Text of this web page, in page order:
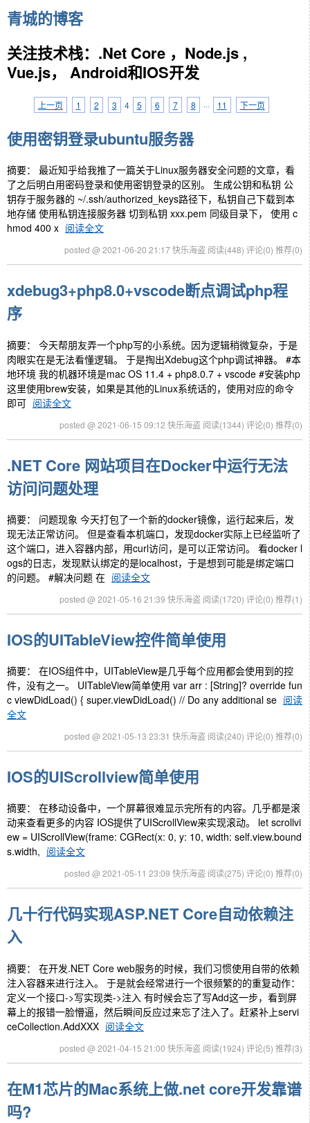
青城的博客
关注技术栈：.Net Core ，Node.js ,
Vue.js， Android和IOS开发
上一页 1 2 3 4 5 6 7 8 ··· 11 下一页
使用密钥登录ubuntu服务器
摘要： 最近知乎给我推了一篇关于Linux服务器安全问题的文章，看
了之后明白用密码登录和使用密钥登录的区别。 生成公钥和私钥 公
钥存于服务器的 ~/.ssh/authorized_keys路径下，私钥自己下载到本
地存储 使用私钥连接服务器 切到私钥 xxx.pem 同级目录下， 使用 c
hmod 400 x 阅读全文
posted @ 2021-06-20 21:17 快乐海盗 阅读(448) 评论(0) 推荐(0)
xdebug3+php8.0+vscode断点调试php程
序
摘要： 今天帮朋友弄一个php写的小系统。因为逻辑稍微复杂，于是
肉眼实在是无法看懂逻辑。 于是掏出Xdebug这个php调试神器。 #本
地环境 我的机器环境是mac OS 11.4 + php8.0.7 + vscode #安装php
这里使用brew安装，如果是其他的Linux系统话的，使用对应的命令
即可 阅读全文
posted @ 2021-06-15 09:12 快乐海盗 阅读(1344) 评论(0) 推荐(0)
.NET Core 网站项目在Docker中运行无法
访问问题处理
摘要： 问题现象 今天打包了一个新的docker镜像，运行起来后，发
现无法正常访问。 但是查看本机端口，发现docker实际上已经监听了
这个端口，进入容器内部，用curl访问，是可以正常访问。 看docker l
ogs的日志，发现默认绑定的是localhost，于是想到可能是绑定端口
的问题。 #解决问题 在 阅读全文
posted @ 2021-05-16 21:39 快乐海盗 阅读(1720) 评论(0) 推荐(1)
IOS的UITableView控件简单使用
摘要： 在IOS组件中，UITableView是几乎每个应用都会使用到的控
件，没有之一。 UITableView简单使用 var arr : [String]? override fun
c viewDidLoad() { super.viewDidLoad() // Do any additional se 阅读
全文
posted @ 2021-05-13 23:31 快乐海盗 阅读(240) 评论(0) 推荐(0)
IOS的UIScrollview简单使用
摘要： 在移动设备中，一个屏幕很难显示完所有的内容。几乎都是滚
动来查看更多的内容 IOS提供了UIScrollView来实现滚动。 let scrollvi
ew = UIScrollView(frame: CGRect(x: 0, y: 10, width: self.view.bound
s.width, 阅读全文
posted @ 2021-05-11 23:09 快乐海盗 阅读(275) 评论(0) 推荐(0)
几十行代码实现ASP.NET Core自动依赖注
入
摘要： 在开发.NET Core web服务的时候，我们习惯使用自带的依赖
注入容器来进行注入。 于是就会经常进行一个很频繁的的重复动作：
定义一个接口->写实现类->注入 有时候会忘了写Add这一步，看到屏
幕上的报错一脸懵逼，然后瞬间反应过来忘了注入了。赶紧补上servi
ceCollection.AddXXX 阅读全文
posted @ 2021-04-15 21:00 快乐海盗 阅读(1924) 评论(5) 推荐(3)
在M1芯片的Mac系统上做.net core开发靠谱
吗?